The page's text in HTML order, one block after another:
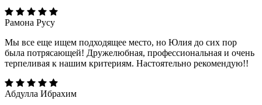
Рамона Русу
Мы все еще ищем подходящее место, но Юлия до сих пор
была потрясающей! Дружелюбная, профессиональная и очень
терпеливая к нашим критериям. Настоятельно рекомендую!!
Абдулла Ибрахим